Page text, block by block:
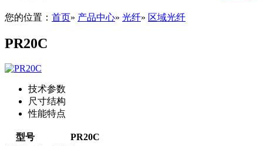
您的位置： 首页» 产品中心» 光纤» 区域光纤
PR20C
技术参数
尺寸结构
性能特点
型号
PR20C